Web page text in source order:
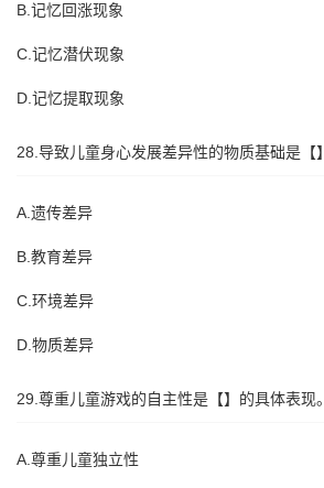
B.记忆回涨现象
C.记忆潜伏现象
D.记忆提取现象
28.导致儿童身心发展差异性的物质基础是【】
A.遗传差异
B.教育差异
C.环境差异
D.物质差异
29.尊重儿童游戏的自主性是【】的具体表现。
A.尊重儿童独立性